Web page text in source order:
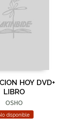
HOY DVD+
LIBRO
OSHO
disponible